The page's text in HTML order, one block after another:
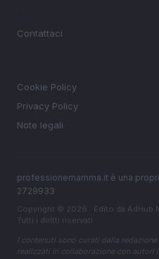
Contattaci
Cookie Policy
Privacy Policy
Note legali
professionemamma.it è una
2729933
Copyright © 2026 · Edito da AdHub
Tutti i diritti riservati
I contenuti sono curati dalla
realizzati in collaborazione con autori